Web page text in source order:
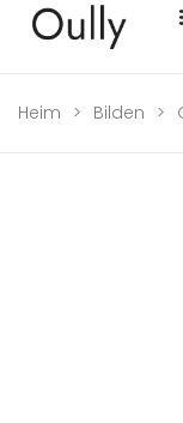
Heim > Bilden >